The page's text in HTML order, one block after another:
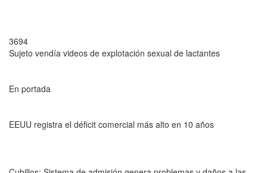
3694
Sujeto vendía videos de explotación sexual de lactantes
En portada
EEUU registra el déficit comercial más alto en 10 años